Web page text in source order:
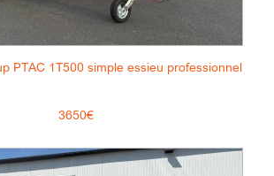
PTAC 1T500 simple essieu professionnel
3650€